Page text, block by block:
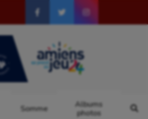
Somme
Albums
photos